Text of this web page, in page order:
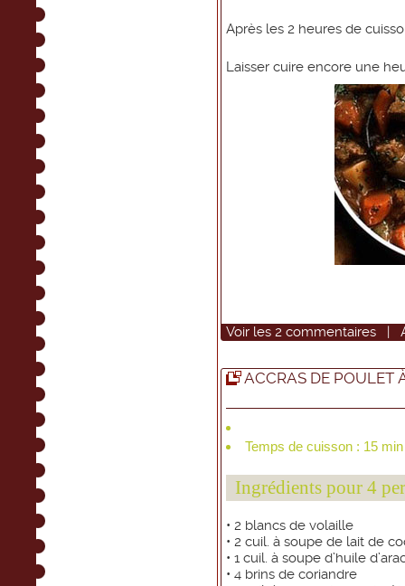
Après les 2 heures de
Laisser cuire encore une
Voir les 2 commentaires |
ACCRAS DE POULET
Temps de cuisson : 15 min
Ingrédients pour 4
• 2 blancs de volaille
• 2 cuil. à soupe de lait de
• 1 cuil. à soupe d’huile
• 4 brins de coriandre